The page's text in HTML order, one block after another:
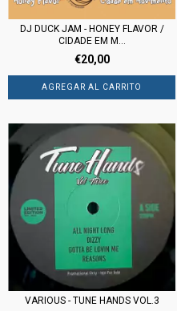
DJ DUCK JAM - HONEY FLAVOR /
CIDADE EM M...
€20,00
VARIOUS - TUNE HANDS VOL.3